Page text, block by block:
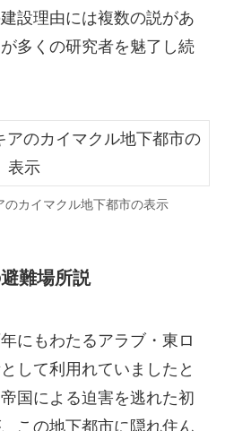
設理由には複数の説があ
多くの研究者を魅了し続
のカイマクル地下都市の表示
難場所説
にもわたるアラブ・東ロ
して利用れていましたと
国による迫害を逃れた初
この地下都市に隠れ住ん